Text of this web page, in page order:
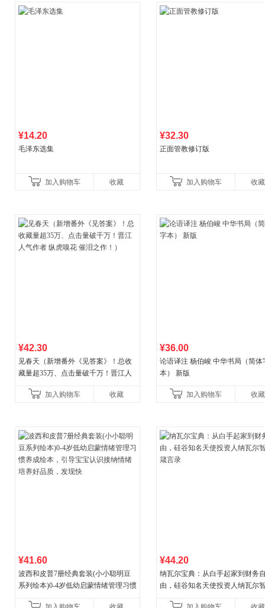
¥14.20
毛泽东选集
加入购物车 收藏
¥32.30
正面管教修订版
加入购物车 收藏
¥42.30
见春天（新增番外《见答案》！总收
藏量超35万、点击量破千万！晋江人
加入购物车
收藏
¥36.00
论语译注 杨伯峻 中华书局（简体
本） 新版
加入购物车 收藏
¥41.60
波西和皮普7册经典套装(小小聪明豆
系列绘本)0-4岁低幼启蒙情绪管理习惯
¥44.20
纳瓦尔宝典：从白手起家到财务
由，硅谷知名天使投资人纳瓦尔